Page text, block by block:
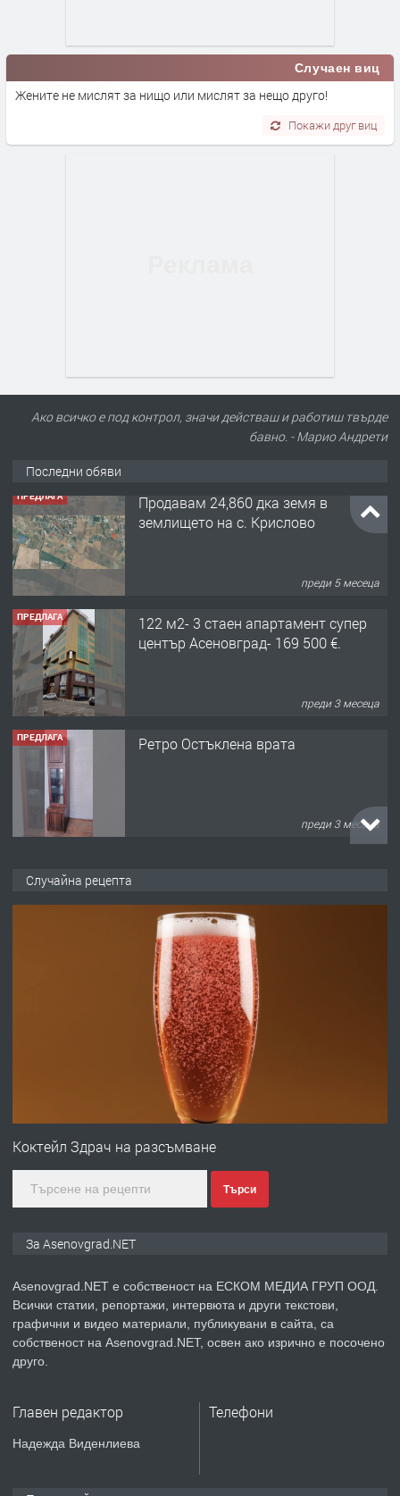
Случаен виц
Жените не мислят за нищо или мислят за нещо друго!
Покажи друг виц
Ако всичко е под контрол, значи действаш и работиш твърде
бавно. - Марио Андрети
Последни обяви
ПРЕДЛАГА
122 м2- 3 стаен апартамент супер
център Асеновград- 169 500 €.
преди 3 месеца
ПРЕДЛАГА Ретро Остъклена врата
преди 3 месеца
ПРЕДЛАГА
🌟HYUNDAI i10 - 2024 | Само 55 лв./
преди 10 месеца
Професионална зеленчукорезачка
за заведения и дома
Дава под наем Асеновград
преди 2 години
ПРЕДЛАГА ремонт на покриви
Висококачествени Целофанови
Случайна рецепта
Коктейл Здрач на разсъмване
Търси
За Asenovgrad.NET
Asenovgrad.NET е собственост на ЕСКОМ МЕДИА ГРУП ООД.
Всички статии, репортажи, интервюта и други текстови,
графични и видео материали, публикувани в сайта, са
собственост на Asenovgrad.NET, освен ако изрично е посочено
друго.
Главен редактор
Надежда Виденлиева
Телефони